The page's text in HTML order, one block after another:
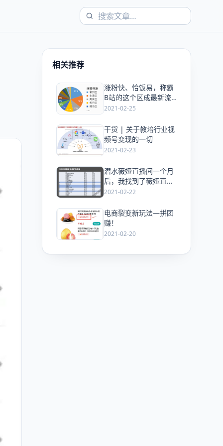
相关推荐
爱
涨粉快、恰饭易，称霸
B站的这个区成最新流
量洼地？
2021-02-25
爱
干货 | 关于教培行业视
频号变现的一切
2021-02-23
爱
潜水薇娅直播间一个月
后，我找到了薇娅直播
带货的秘密
2021-02-22
爱
电商裂变新玩法—拼团
赚！
2021-02-20